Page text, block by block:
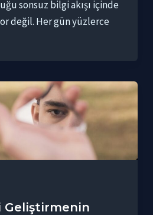
sonsuz bilgi akışı içinde
değil. Her gün yüzlerce
Geliştirmenin